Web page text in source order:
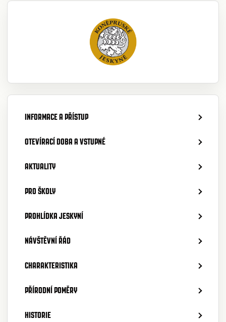
INFORMACE A PŘÍSTUP
OTEVÍRACÍ DOBA A VSTUPNÉ
AKTUALITY
PRO ŠKOLY
PROHLÍDKA JESKYNÍ
NÁVŠTĚVNÍ ŘÁD
CHARAKTERISTIKA
PŘÍRODNÍ POMĚRY
HISTORIE